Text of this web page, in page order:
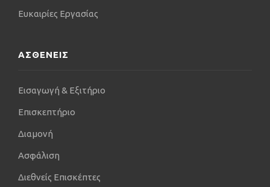
Ευκαιρίες Εργασίας
ΑΣΘΕΝΕΙΣ
Εισαγωγή & Εξιτήριο
Επισκεπτήριο
Διαμονή
Ασφάλιση
Διεθνείς Επισκέπτες